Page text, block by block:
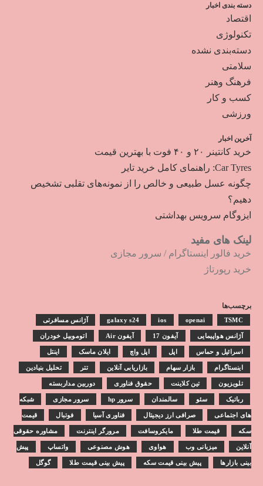
دسته بندی اخبار
اقتصاد
تکنولوژی
دسته‌بندی نشده
سلامتی
فرهنگ وهنر
کسب و کار
ورزشی
آخرین اخبار
خرید کانتینر ۲۰ و ۴۰ فوت با بهترین قیمت
Car Tyres: راهنمای کامل خرید تایر
چگونه عسل طبیعی و خالص را از نمونه‌های تقلبی تشخیص
دهیم؟
ایزوگام سرویس بهداشتی
لینک های مفید
خرید فالور اینستاگرام / سرور مجازی
خرید رپورتاژ
برچسب‌ها
galaxy s24 ios openai TSMC آژانس مسافرتی
آژانس هواپیمایی آیفون 17 آیفون Air اتوموبیل خودران
اسرائیل و حماس اپل اپل واچ ایلان ماسک اینتل
اینستاگرام بازار سهام بازاریابی آنلاین تتر تحلیل بنیادین
تلویزیون تین کلاینت حقوق فناوری دوربین مداربسته
رباتیک سئو سالمندان سرور hp سرور مجازی شبکه
های اجتماعی صرافی ارز دیجیتال فناوری آسیا فوتبال قیمت
سکه قیمت طلا مایکروسافت مرورگر اینترنت مشاوره حقوقی
آنلاین میزبانی وب هواوی هوش مصنوعی واتساپ پیش
بینی بازارها پیش بینی قیمت سکه پیش بینی قیمت طلا گوگل